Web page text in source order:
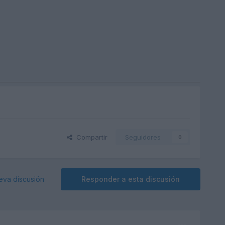
Compartir Seguidores 0
Responder a esta discusión
discusión